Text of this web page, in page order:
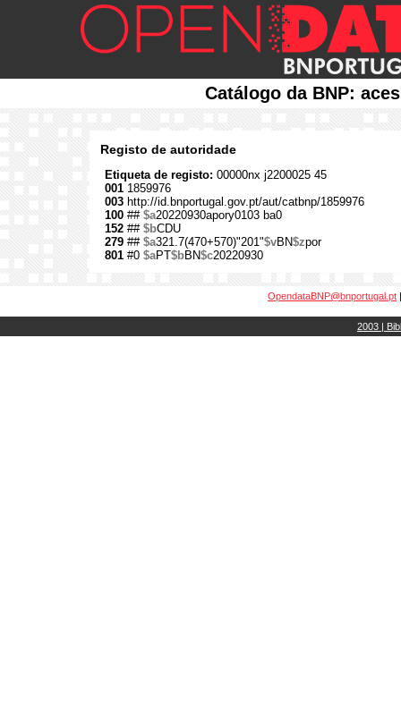
Catálogo da BNP:
Registo de autoridade
Etiqueta de registo: 00000nx j2200025 45
001 1859976
003 http://id.bnportugal.gov.pt/aut/catbnp/1859976
100 ## $a20220930apory0103 ba0
152 ## $bCDU
279 ## $a321.7(470+570)"201"$vBN$zpor
801 #0 $aPT$bBN$c20220930
OpendataBNP@bnportugal.pt
2003 |